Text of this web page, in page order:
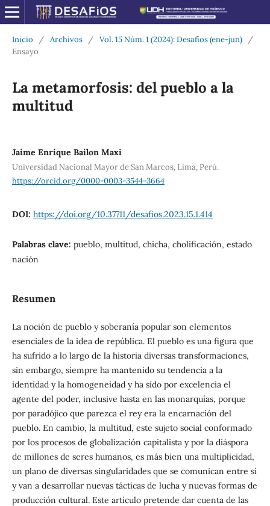
Inicio / Archivos / Vol. 15 Núm. 1 (2024): Desafíos (ene-jun)
/
Ensayo
La metamorfosis: del pueblo a la
multitud
Jaime Enrique Bailon Maxi
Universidad Nacional Mayor de San Marcos, Lima, Perú.
https://orcid.org/0000-0003-3544-3664
DOI: https://doi.org/10.37711/desafios.2023.15.1.414
Palabras clave: pueblo, multitud, chicha, cholificación, estado
nación
Resumen
La noción de pueblo y soberanía popular son elementos
esenciales de la idea de república. El pueblo es una figura que
ha sufrido a lo largo de la historia diversas transformaciones,
sin embargo, siempre ha mantenido su tendencia a la
identidad y la homogeneidad y ha sido por excelencia el
agente del poder, inclusive hasta en las monarquías, porque
por paradójico que parezca el rey era la encarnación del
pueblo. En cambio, la multitud, este sujeto social conformado
por los procesos de globalización capitalista y por la diáspora
de millones de seres humanos, es más bien una multiplicidad,
un plano de diversas singularidades que se comunican entre sí
y van a desarrollar nuevas tácticas de lucha y nuevas formas de
producción cultural. Este artículo pretende dar cuenta de las